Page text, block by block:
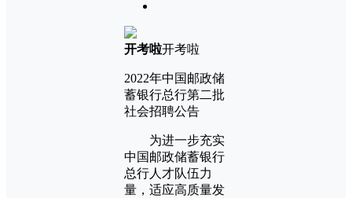
开考啦开考啦
2022年中国邮政储
蓄银行总行第二批
社会招聘公告
为进一步充实
中国邮政储蓄银行
总行人才队伍力
量，适应高质量发